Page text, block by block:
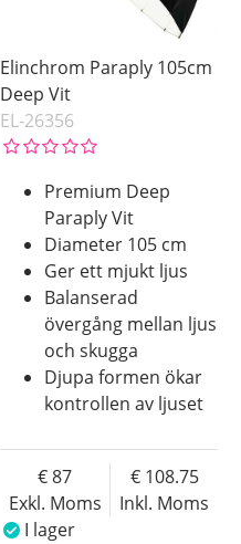
Elinchrom Paraply 105cm
Deep Vit
EL-26356
Premium Deep
Paraply Vit
Diameter 105 cm
Ger ett mjukt ljus
Balanserad
övergång mellan ljus
och skugga
Djupa formen ökar
kontrollen av ljuset
Exkl. Moms
87
Inkl. Moms
108.75
I lager